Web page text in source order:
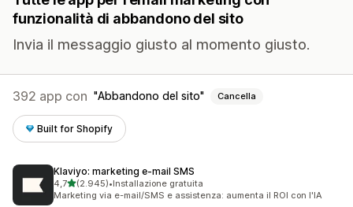
funzionalità di abbandono del sito
Invia il messaggio giusto al momento giusto.
392 app con Abbandono del sito Cancella
Built for Shopify
Klaviyo: marketing e‑mail SMS
4,7stelle su 5
(2.945)
2945 recensioni totali
•Installazione gratuita
Marketing via e-mail/SMS e assistenza: aumenta il ROI con l'IA